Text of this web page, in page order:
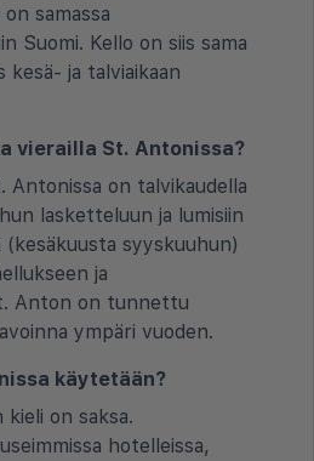
samassa
Suomi. Kello on siis sama
kesä- ja talviaikaan
vierailla St. Antonissa?
Antonissa on talvikaudella
lasketteluun ja lumisiin
syyskuuhun)
ja
Anton on tunnettu
ympäri vuoden.
käytetään?
on saksa.
hotelleissa,